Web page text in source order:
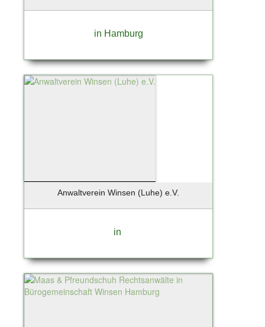
in Hamburg
Anwaltverein Winsen (Luhe) e.V.
in